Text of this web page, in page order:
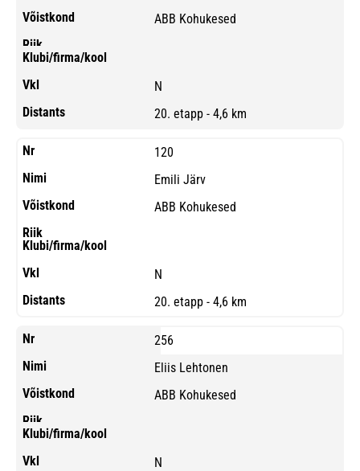
ABB Kohukesed
N
20. etapp - 4,6 km
120
Emili Järv
ABB Kohukesed
N
20. etapp - 4,6 km
256
Eliis Lehtonen
ABB Kohukesed
N